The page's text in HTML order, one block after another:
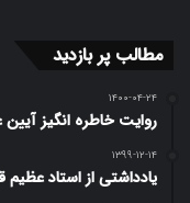
مطالب پر بازدید
۱۴۰۰-۰۴-۲۴
روایت خاطره انگیز
۱۳۹۹-۱۲-۱۴
یادداشتی از استاد